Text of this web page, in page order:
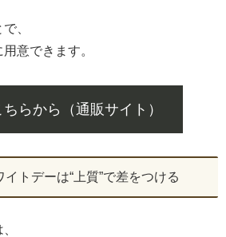
、
意できます。
らから（通販サイト）
トデーは“上質”で差をつける